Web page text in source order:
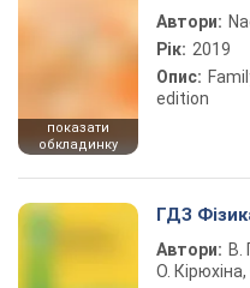
показати
обкладинку
Автори:
Рік: 2019
Опис:
edition
ГДЗ
Автори: В.
О.